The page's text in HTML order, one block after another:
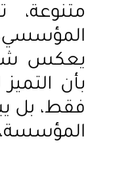
متنوعة،
المؤسسي،
يعكس
بأن
فقط، بل